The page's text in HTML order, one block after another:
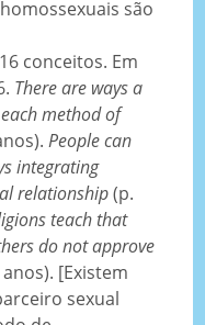
são
conceitos. Em
There are ways a
method of
People can
integrating
relationship(p.
teach that
do not approve
[Existem
sexual